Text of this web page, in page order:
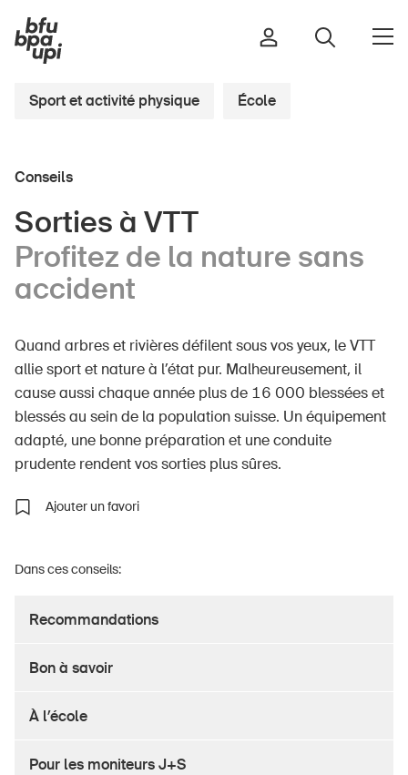
Sport et activité physique
Maison et jardin
Bâtiments et installations
Seniors
École
Entreprises
Médias
Campagnes
Postes vacants
Commander et télécharger
Sport et activité physique École
Conseils
Sorties à VTT
Profitez de la nature sans
accident
Quand arbres et rivières défilent sous vos yeux, le VTT
allie sport et nature à l’état pur. Malheureusement, il
cause aussi chaque année plus de 16 000 blessées et
blessés au sein de la population suisse. Un équipement
adapté, une bonne préparation et une conduite
prudente rendent vos sorties plus sûres.
Ajouter un favori
Dans ces conseils:
Recommandations
Bon à savoir
À l’école
Pour les moniteurs J+S